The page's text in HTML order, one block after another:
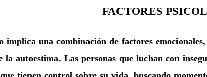
FACTORES
una combinación de factores
autoestima. Las personas que luchan con